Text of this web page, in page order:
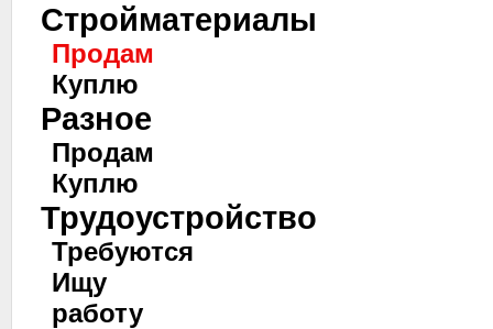
Стройматериалы
Продам
Куплю
Разное
Продам
Куплю
Трудоустройство
Требуются
Ищу
работу